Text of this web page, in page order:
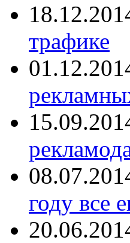
трафике
году все